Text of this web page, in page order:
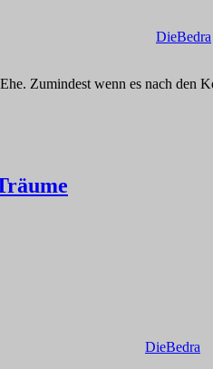
DieBedra
Zumindest wenn es nach
DieBedra